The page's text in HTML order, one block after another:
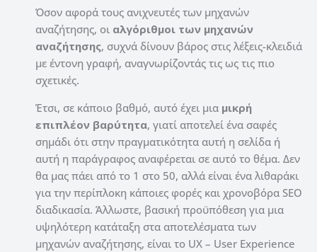
Όσον αφορά τους ανιχνευτές των μηχανών
αναζήτησης, οι αλγόριθμοι των μηχανών
αναζήτησης, συχνά δίνουν βάρος στις λέξεις-κλειδιά
με έντονη γραφή, αναγνωρίζοντάς τις ως τις πιο
σχετικές.
Έτσι, σε κάποιο βαθμό, αυτό έχει μια μικρή
επιπλέον βαρύτητα, γιατί αποτελεί ένα σαφές
σημάδι ότι στην πραγματικότητα αυτή η σελίδα ή
αυτή η παράγραφος αναφέρεται σε αυτό το θέμα. Δεν
θα μας πάει από το 1 στο 50, αλλά είναι ένα λιθαράκι
για την περίπλοκη κάποιες φορές και χρονοβόρα SEO
διαδικασία. Άλλωστε, βασική προϋπόθεση για μια
υψηλότερη κατάταξη στα αποτελέσματα των
μηχανών αναζήτησης, είναι το UX – User Experience